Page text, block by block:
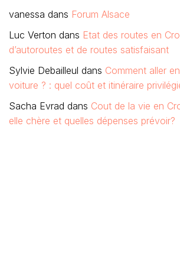
vanessa dans Forum Alsace
Luc Verton dans Etat des routes en
d’autoroutes et de routes satisfaisant
Sylvie Debailleul dans Comment aller
voiture ? : quel coût et itinéraire
Sacha Evrad dans Cout de la vie en
elle chère et quelles dépenses prévoir?